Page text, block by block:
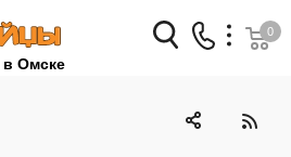
в Омске
Заказать звонок
0